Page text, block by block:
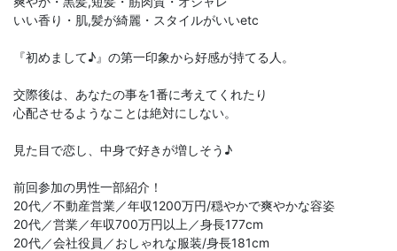
いい香り・肌,髪が綺麗・スタイルがいいetc
『初めまして♪』の第一印象から好感が持てる人。
交際後は、あなたの事を1番に考えてくれたり
心配させるようなことは絶対にしない。
見た目で恋し、中身で好きが増しそう♪
前回参加の男性一部紹介！
20代／不動産営業／年収1200万円/穏やかで爽やかな容姿
20代／営業／年収700万円以上／身長177cm
20代／会社役員／おしゃれな服装/身長181cm